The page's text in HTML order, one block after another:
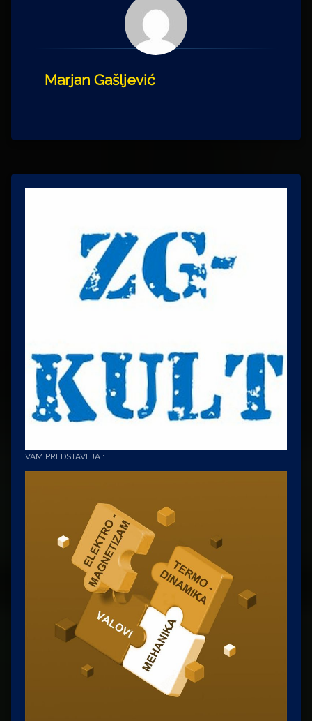
Marjan Gašljević
VAM PREDSTAVLJA :